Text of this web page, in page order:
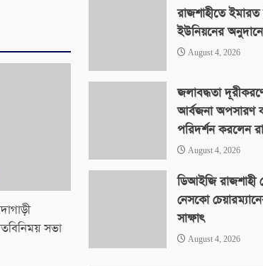
সভা
রাজশাহীতে ইমারত
ইউনিয়নের
August 4, 2026
জলাবদ্ধতা
আর্বজনা অপসারণ
পরিদর্শন করলেন
August 4, 2026
ডিআইজি রাজশাহী
নেসকো
সাক্ষাৎ
August 4, 2026